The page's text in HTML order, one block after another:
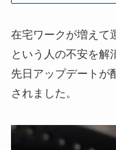
在宅ワークが増えて
という人の不安を解
先日アップデートが
されました。